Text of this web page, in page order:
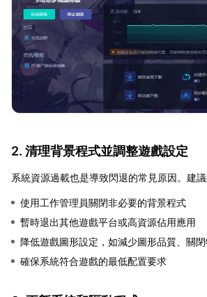
2. 清理背景程式並調整遊戲設定
系統資源過載也是導致閃退的常見原因。建議
使用工作管理員關閉非必要的背景程式
暫時退出其他遊戲平台或高資源佔用應用
降低遊戲圖形設定，如減少圖形品質、關
確保系統符合遊戲的最低配置要求